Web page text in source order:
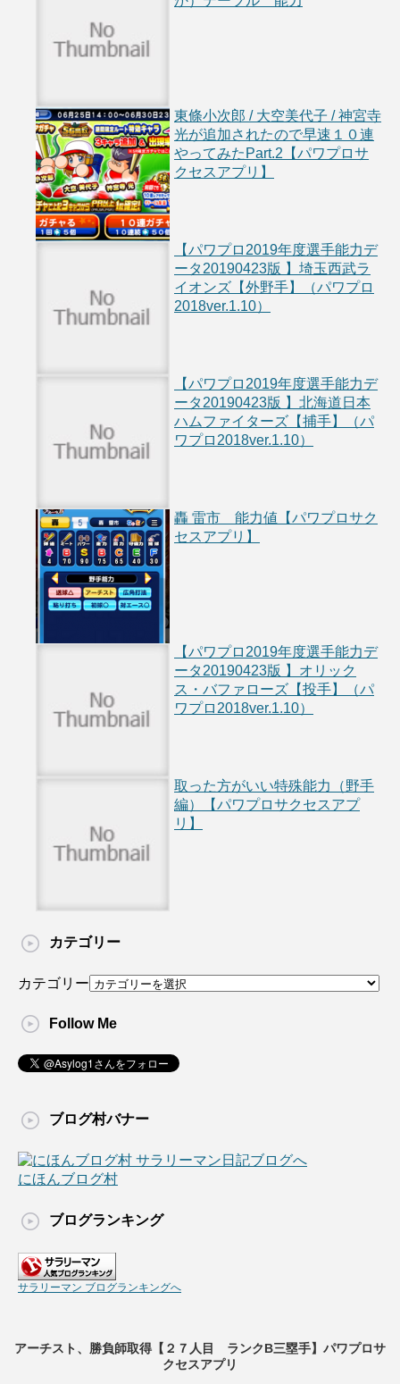
東條小次郎 / 大空美代子 / 神宮寺
光が追加されたので早速１０連
やってみたPart.2【パワプロサ
クセスアプリ】
【パワプロ2019年度選手能力デ
ータ20190423版 】埼玉西武ラ
イオンズ【外野手】（パワプロ
2018ver.1.10）
【パワプロ2019年度選手能力デ
ータ20190423版 】北海道日本
ハムファイターズ【捕手】（パ
ワプロ2018ver.1.10）
轟 雷市 能力値【パワプロサク
セスアプリ】
【パワプロ2019年度選手能力デ
ータ20190423版 】オリック
ス・バファローズ【投手】（パ
ワプロ2018ver.1.10）
取った方がいい特殊能力（野手
編）【パワプロサクセスアプ
リ】
カテゴリー
カテゴリー
Follow Me
ブログ村バナー
にほんブログ村
ブログランキング
サラリーマン ブログランキングへ
アーチスト、勝負師取得【２７人目 ランクB三塁手】パワプロサ
クセスアプリ